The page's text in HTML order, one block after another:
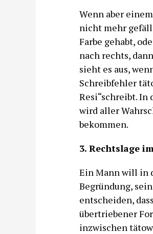
Wenn aber
nicht mehr
Farbe gehabt,
nach rechts,
sieht es aus,
Schreibfehler
Resi“schreibt. In
wird aller
bekommen.
3. Rechtslage
Ein Mann will in
Begründung,
entscheiden,
übertriebener
inzwischen